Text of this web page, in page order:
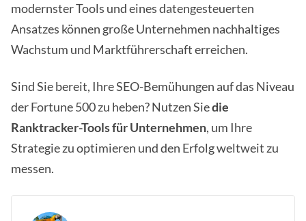
modernster Tools und eines datengesteuerten
Ansatzes können große Unternehmen nachhaltiges
Wachstum und Marktführerschaft erreichen.
Sind Sie bereit, Ihre SEO-Bemühungen auf das Niveau
der Fortune 500 zu heben? Nutzen Siedie
Ranktracker-Tools für Unternehmen, um Ihre
Strategie zu optimieren und den Erfolg weltweit zu
messen.